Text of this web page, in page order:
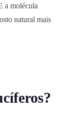
a molécula
natural mais